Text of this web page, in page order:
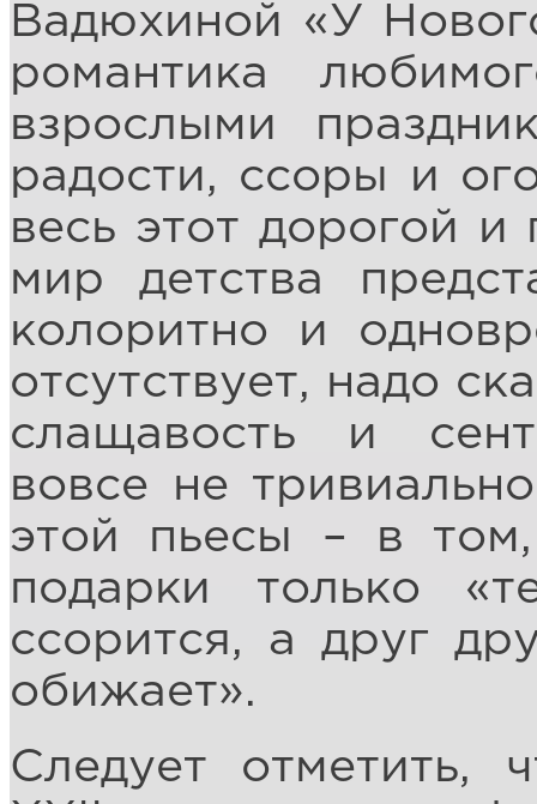
Вадюхиной «У
романтика
взрослыми
радости, ссоры и
весь этот дорогой
мир детства
колоритно и
отсутствует, надо
слащавость и
вовсе не
этой пьесы – в
подарки только
ссорится, а друг
обижает».
Следует отметить,